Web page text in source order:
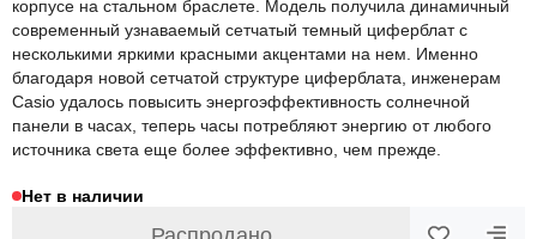
корпусе на стальном браслете. Модель получила динамичный
современный узнаваемый сетчатый темный циферблат с
несколькими яркими красными акцентами на нем. Именно
благодаря новой сетчатой структуре циферблата, инженерам
Casio удалось повысить энергоэффективность солнечной
панели в часах, теперь часы потребляют энергию от любого
источника света еще более эффективно, чем прежде.
Нет в наличии